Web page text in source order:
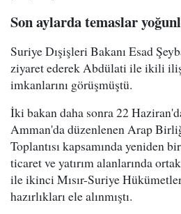
Son aylarda temaslar
Suriye Dışişleri Bakanı Esad
ziyaret ederek Abdülati ile ikili
imkanlarını görüşmüştü.
İki bakan daha sonra 22
Amman'da düzenlenen Arap
Toplantısı kapsamında yeniden
ticaret ve yatırım alanlarında
ile ikinci Mısır-Suriye
hazırlıkları ele alınmıştı.